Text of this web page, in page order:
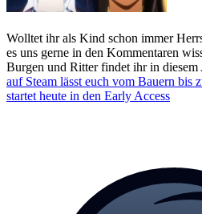
Wolltet ihr als Kind schon immer
es uns gerne in den Kommentaren
Burgen und Ritter findet ihr in
auf Steam lässt euch vom Bauern bis
startet heute in den Early Access